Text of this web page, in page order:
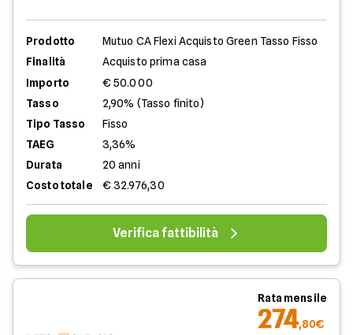
Prodotto
Mutuo CA Flexi Acquisto Green Tasso Fisso
Finalità
Acquisto prima casa
Importo
€ 50.000
Tasso
2,90% (Tasso finito)
Tipo Tasso
Fisso
TAEG
3,36%
Durata
20 anni
Costo totale
€ 32.976,30
Verifica fattibilità
Rata mensile
274,80€